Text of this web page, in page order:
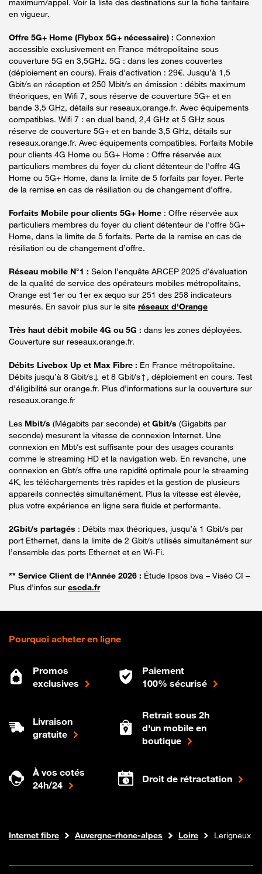
en vigueur.
Offre 5G+ Home (Flybox 5G+ nécessaire) : Connexion
accessible exclusivement en France métropolitaine sous
couverture 5G en 3,5GHz. 5G : dans les zones couvertes
(déploiement en cours). Frais d’activation : 29€. Jusqu’à 1,5
Gbit/s en réception et 250 Mbit/s en émission : débits maximum
théoriques, en Wifi 7, sous réserve de couverture 5G+ et en
bande 3,5 GHz, détails sur reseaux.orange.fr. Avec équipements
compatibles. Wifi 7 : en dual band, 2,4 GHz et 5 GHz sous
réserve de couverture 5G+ et en bande 3,5 GHz, détails sur
reseaux.orange.fr. Avec équipements compatibles. Forfaits Mobile
pour clients 4G Home ou 5G+ Home : Offre réservée aux
particuliers membres du foyer du client détenteur de l'offre 4G
Home ou 5G+ Home, dans la limite de 5 forfaits par foyer. Perte
de la remise en cas de résiliation ou de changement d’offre.
Forfaits Mobile pour clients 5G+ Home : Offre réservée aux
particuliers membres du foyer du client détenteur de l'offre 5G+
Home, dans la limite de 5 forfaits. Perte de la remise en cas de
résiliation ou de changement d’offre.
Réseau mobile N°1 : Selon l’enquête ARCEP 2025 d’évaluation
de la qualité de service des opérateurs mobiles métropolitains,
Orange est 1er ou 1er ex æquo sur 251 des 258 indicateurs
mesurés. En savoir plus sur le site réseaux d'Orange
Très haut débit mobile 4G ou 5G : dans les zones déployées.
Couverture sur reseaux.orange.fr.
Débits Livebox Up et Max Fibre : En France métropolitaine.
Débits jusqu’à 8 Gbit/s↓ et 8 Gbit/s↑, déploiement en cours. Test
d’éligibilité sur orange.fr. Plus d’informations sur la couverture sur
reseaux.orange.fr
Les Mbit/s (Mégabits par seconde) et Gbit/s (Gigabits par
seconde) mesurent la vitesse de connexion Internet. Une
connexion en Mbt/s est suffisante pour des usages courants
comme le streaming HD et la navigation web. En revanche, une
connexion en Gbt/s offre une rapidité optimale pour le streaming
4K, les téléchargements très rapides et la gestion de plusieurs
appareils connectés simultanément. Plus la vitesse est élevée,
plus votre expérience en ligne sera fluide et performante.
2Gbit/s partagés : Débits max théoriques, jusqu’à 1 Gbit/s par
port Ethernet, dans la limite de 2 Gbit/s utilisés simultanément sur
l’ensemble des ports Ethernet et en Wi-Fi.
** Service Client de l'Année 2026 : Étude Ipsos bva – Viséo CI –
Plus d'infos sur escda.fr
Pourquoi acheter en ligne
Promos
exclusives
Paiement
100% sécurisé
Livraison
gratuite
Retrait sous 2h
d'un mobile en
boutique
À vos cotés
24h/24
Droit de rétractation
Boutique Orange
Internet fibre Auvergne-rhone-alpes Loire Lerigneux